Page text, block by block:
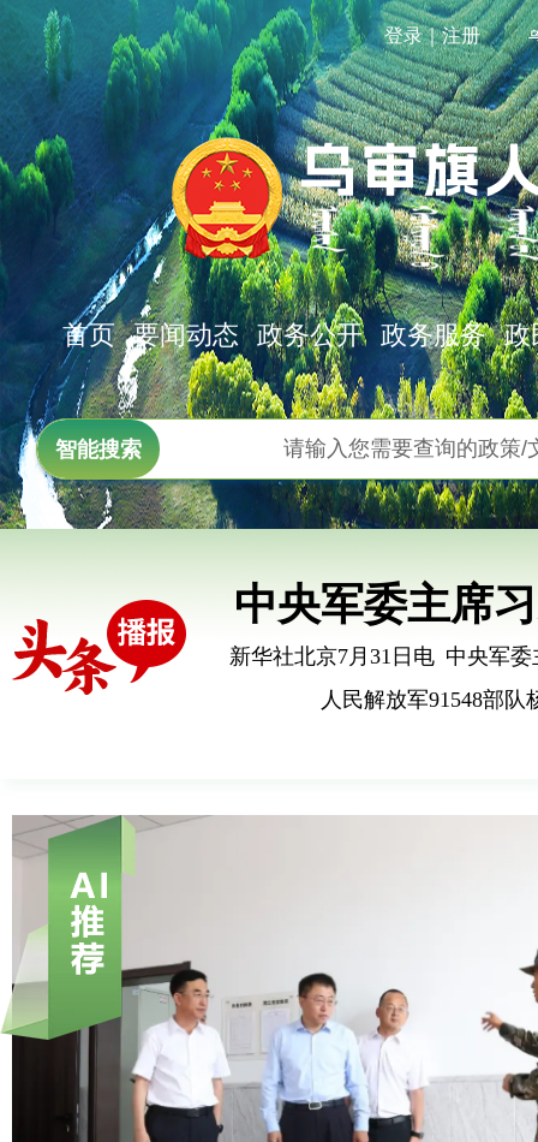
登录｜注册
首页 要闻动态 政务公开 政务服务 政
智能搜索
总书记的人民
经济发
扩大内需是战略之举，提振消费是重中之
抓好的8项重点任务中，“坚持
首位。7月30日召开的中共中
优化
东风浩荡开
思想指引中国
2026年，“十五五”开局之年。
国经济顶住压力稳健前行，有
现动能向新、结
中央军委主席
1名
新华社北京7月31日电 中央军
人民解放军91548部